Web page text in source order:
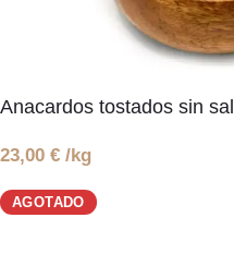
Anacardos tostados sin sal
23,00 € /kg
AGOTADO